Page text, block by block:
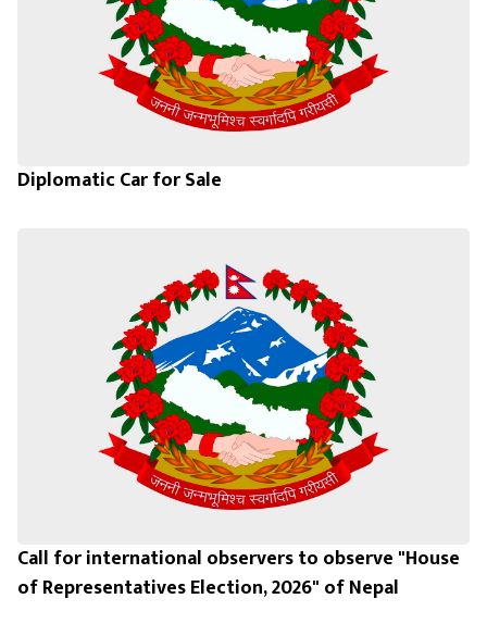
Diplomatic Car for Sale
Call for international observers to observe "House
of Representatives Election, 2026" of Nepal